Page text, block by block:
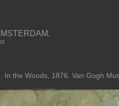
In the Woods, 1876. Van Gogh